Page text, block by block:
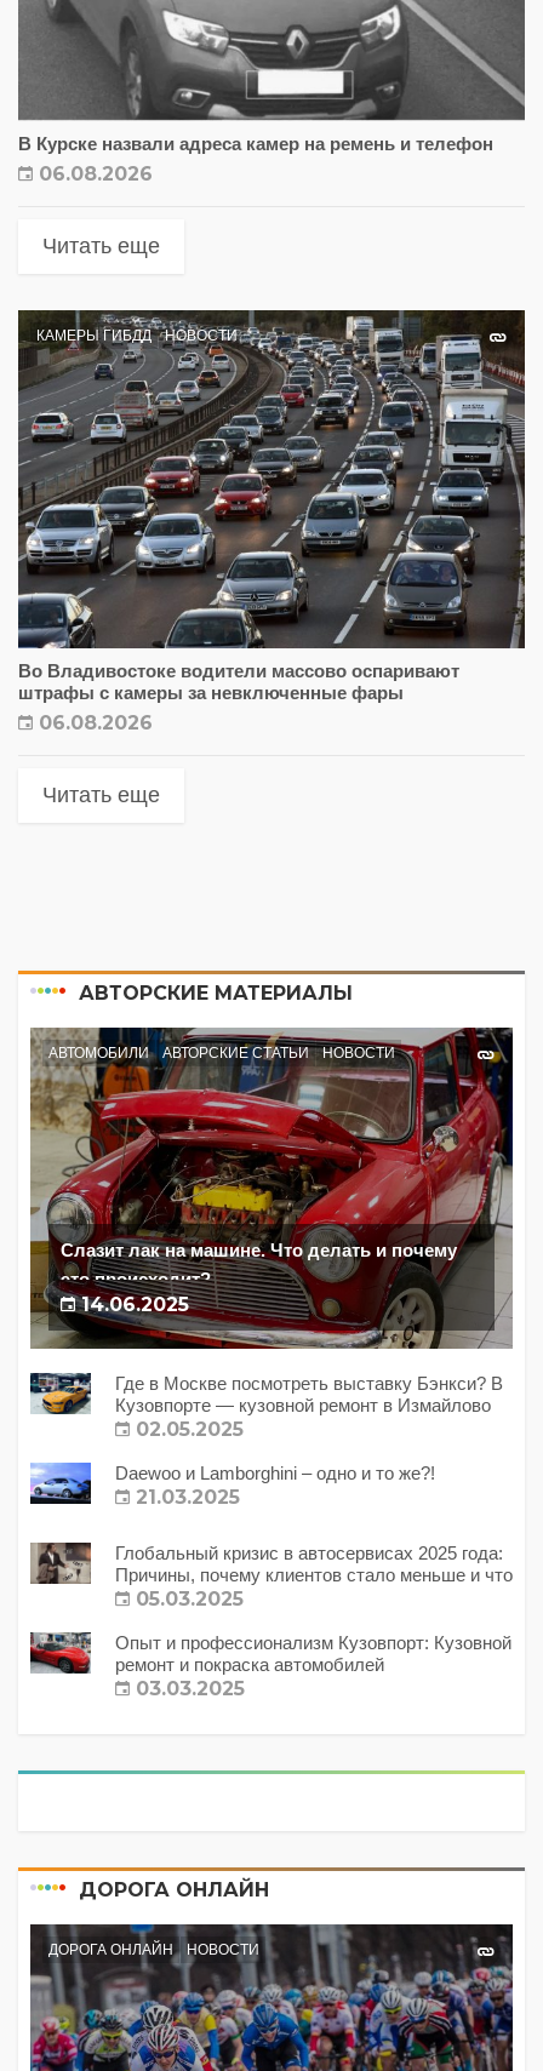
В Курске назвали адреса камер на ремень и телефон
06.08.2026
Читать еще
КАМЕРЫ ГИБДД НОВОСТИ
Во Владивостоке водители массово оспаривают
штрафы с камеры за невключенные фары
06.08.2026
Читать еще
АВТОРСКИЕ МАТЕРИАЛЫ
АВТОМОБИЛИ АВТОРСКИЕ СТАТЬИ НОВОСТИ
Слазит лак на машине. Что делать и почему
это происходит?
14.06.2025
Где в Москве посмотреть выставку Бэнкси? В
Кузовпорте — кузовной ремонт в Измайлово
02.05.2025
Daewoo и Lamborghini – одно и то же?!
21.03.2025
Глобальный кризис в автосервисах 2025 года:
Причины, почему клиентов стало меньше и что
с этим делать?
05.03.2025
Опыт и профессионализм Кузовпорт: Кузовной
ремонт и покраска автомобилей
03.03.2025
ДОРОГА ОНЛАЙН
ДОРОГА ОНЛАЙН НОВОСТИ